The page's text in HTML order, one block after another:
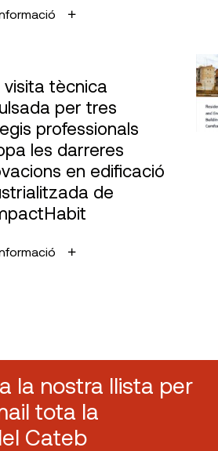
visita tècnica
per tres
professionals
les darreres
en edificació
de
la nostra llista per
tota la
Cateb